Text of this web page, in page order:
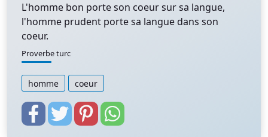
L'homme bon porte son coeur sur sa langue,
l'homme prudent porte sa langue dans son
coeur.
Proverbe turc
homme coeur